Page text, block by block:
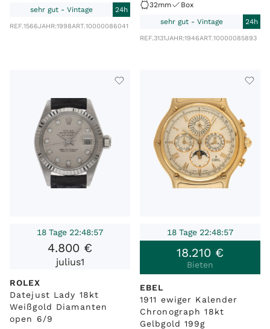
sehr gut - Vintage
24h
REF.1566JAHR:1998ART.10000086041
32mm
Box
sehr gut - Vintage
24h
REF.3131JAHR:1946ART.10000085893
18 Tage 22:48:57
4.800 €
julius1
ROLEX
Datejust Lady 18kt
Weißgold Diamanten
open 6/9
18 Tage 22:48:57
18.210 €
Bieten
EBEL
1911 ewiger Kalender
Chronograph 18kt
Gelbgold 199g